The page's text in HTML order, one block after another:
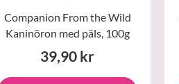
Companion From the Wild
Kaninöron med päls, 100g
39,90 kr